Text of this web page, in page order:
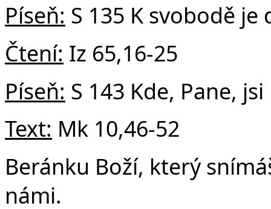
Píseň: S 135 K svobodě
Čtení: Iz 65,16-25
Píseň: S 143 Kde, Pane, jsi
Text: Mk 10,46-52
Beránku Boží, který
námi.